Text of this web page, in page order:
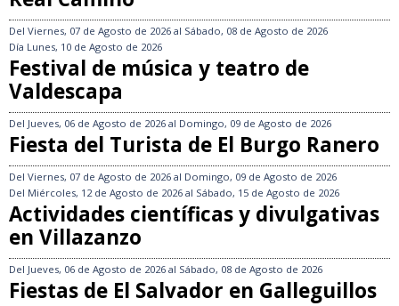
Del Viernes, 07 de Agosto de 2026 al Sábado, 08 de Agosto de 2026
Día Lunes, 10 de Agosto de 2026
Festival de música y teatro de
Valdescapa
Del Jueves, 06 de Agosto de 2026 al Domingo, 09 de Agosto de 2026
Fiesta del Turista de El Burgo Ranero
Del Viernes, 07 de Agosto de 2026 al Domingo, 09 de Agosto de 2026
Del Miércoles, 12 de Agosto de 2026 al Sábado, 15 de Agosto de 2026
Actividades científicas y divulgativas
en Villazanzo
Del Jueves, 06 de Agosto de 2026 al Sábado, 08 de Agosto de 2026
Fiestas de El Salvador en Galleguillos